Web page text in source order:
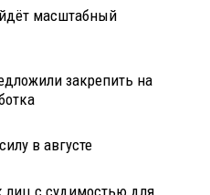
масштабный
закрепить на
в августе
лиц с судимостью для